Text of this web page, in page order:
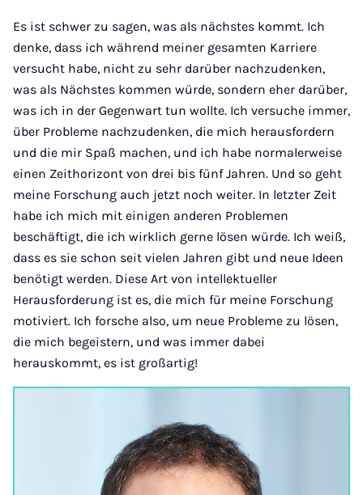
Es ist schwer zu sagen, was als nächstes kommt. Ich
denke, dass ich während meiner gesamten Karriere
versucht habe, nicht zu sehr darüber nachzudenken,
was als Nächstes kommen würde, sondern eher darüber,
was ich in der Gegenwart tun wollte. Ich versuche immer,
über Probleme nachzudenken, die mich herausfordern
und die mir Spaß machen, und ich habe normalerweise
einen Zeithorizont von drei bis fünf Jahren. Und so geht
meine Forschung auch jetzt noch weiter. In letzter Zeit
habe ich mich mit einigen anderen Problemen
beschäftigt, die ich wirklich gerne lösen würde. Ich weiß,
dass es sie schon seit vielen Jahren gibt und neue Ideen
benötigt werden. Diese Art von intellektueller
Herausforderung ist es, die mich für meine Forschung
motiviert. Ich forsche also, um neue Probleme zu lösen,
die mich begeistern, und was immer dabei
herauskommt, es ist großartig!